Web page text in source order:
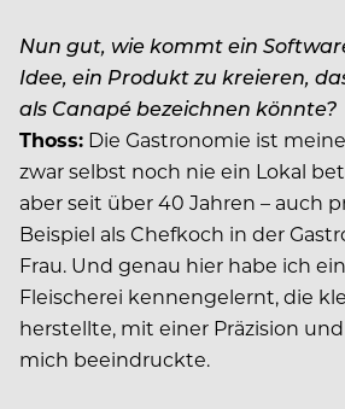
Nun gut, wie kommt ein
Idee, ein Produkt zu kreieren,
als Canapé bezeichnen könnte?
Thoss: Die Gastronomie ist
zwar selbst noch nie ein Lokal
aber seit über 40 Jahren – auch
Beispiel als Chefkoch in der
Frau. Und genau hier habe ich
Fleischerei kennengelernt, die
herstellte, mit einer Präzision
mich beeindruckte.